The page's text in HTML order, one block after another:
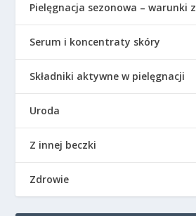
Pielęgnacja sezonowa – warunki
Serum i koncentraty skóry
Składniki aktywne w pielęgnacji
Uroda
Z innej beczki
Zdrowie